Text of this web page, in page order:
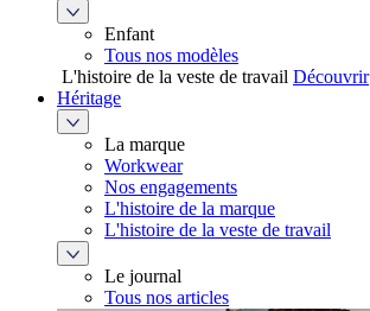
Enfant
Tous nos modèles
L'histoire de la veste de travail Découvrir
Héritage
La marque
Workwear
Nos engagements
L'histoire de la marque
L'histoire de la veste de travail
Le journal
Tous nos articles